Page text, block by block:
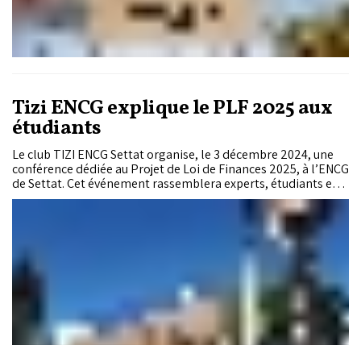
Tizi ENCG explique le PLF 2025 aux
étudiants
Le club TIZI ENCG Settat organise, le 3 décembre 2024, une
conférence dédiée au Projet de Loi de Finances 2025, à l’ENCG
de Settat. Cet événement rassemblera experts, étudiants et
citoyens pour débattre des réformes fiscales et des priorités
stratégiques du Maroc dans un contexte économique marqué